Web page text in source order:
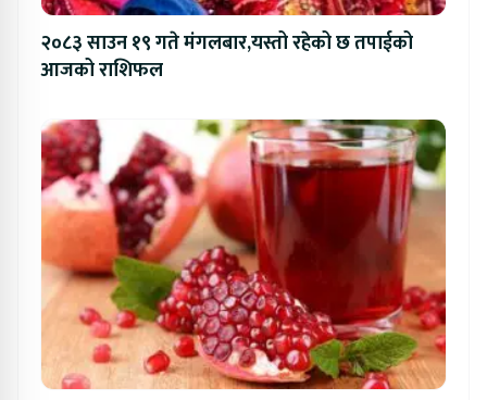
२०८३ साउन १९ गते मंगलबार,यस्तो रहेको छ तपाईको
आजको राशिफल